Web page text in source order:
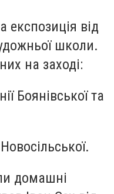
експозиція від
школи.
на заході:
Боянівської та
домашні